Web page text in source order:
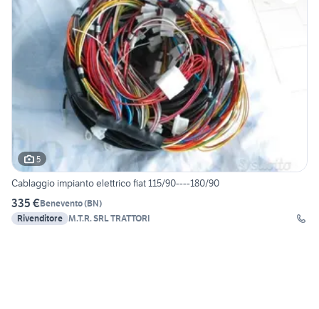
5
Cablaggio impianto elettrico fiat 115/90----180/90
335 €Benevento(BN)
Rivenditore M.T.R. SRL TRATTORI